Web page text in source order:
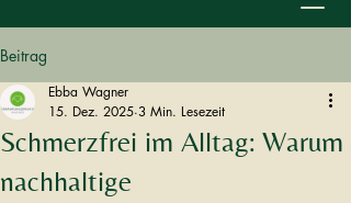
Beitrag
Schmerzfrei im Alltag: Warum
nachhaltige
Ebba Wagner
15. Dez. 2025 3 Min. Lesezeit